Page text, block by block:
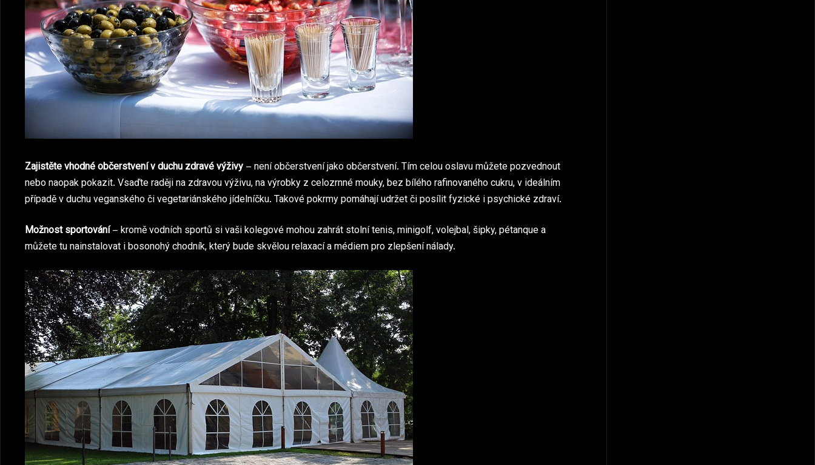
Zajistěte vhodné občerstvení v duchu zdravé výživy – není občerstvení jako občerstvení. Tím celou oslavu můžete pozvednout
nebo naopak pokazit. Vsaďte raději na zdravou výživu, na výrobky z celozrnné mouky, bez bílého rafinovaného cukru, v ideálním
případě v duchu veganského či vegetariánského jídelníčku. Takové pokrmy pomáhají udržet či posílit fyzické i psychické zdraví.
Možnost sportování– kromě vodních sportů si vaši kolegové mohou zahrát stolní tenis, minigolf, volejbal, šipky, pétanque a
můžete tu nainstalovat i bosonohý chodník, který bude skvělou relaxací a médiem pro zlepšení nálady.